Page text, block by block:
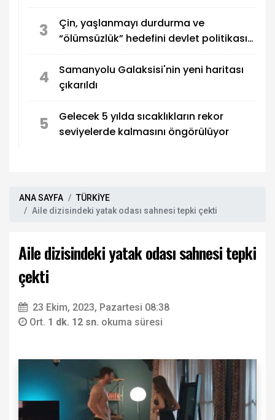
3
Çin, yaşlanmayı durdurma ve
“ölümsüzlük” hedefini devlet politikası
4
Samanyolu Galaksisi'nin yeni haritası
çıkarıldı
5
Gelecek 5 yılda sıcaklıkların rekor
seviyelerde kalmasını öngörülüyor
ANA SAYFA
TÜRKİYE
Aile dizisindeki yatak odası sahnesi tepki çekti
Aile dizisindeki yatak odası sahnesi tepki
çekti
23 Ekim, 2023, Pazartesi 08:38
Ort. 1 dk. 12 sn. okuma süresi